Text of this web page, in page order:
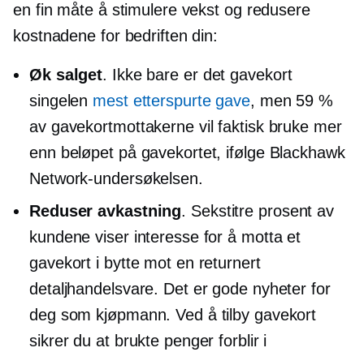
en fin måte å stimulere vekst og redusere
kostnadene for bedriften din:
Øk salget. Ikke bare er detgavekort
singelen mest etterspurte gave, men 59 %
av gavekortmottakerne vil faktisk bruke mer
enn beløpet på gavekortet, ifølge Blackhawk
Network-undersøkelsen.
Reduser avkastning. Sekstitre prosent av
kundene viser interesse for å motta et
gavekort i bytte mot en returnert
detaljhandelsvare. Det er gode nyheter for
deg som kjøpmann. Ved å tilby gavekort
sikrer du at brukte penger forblir i